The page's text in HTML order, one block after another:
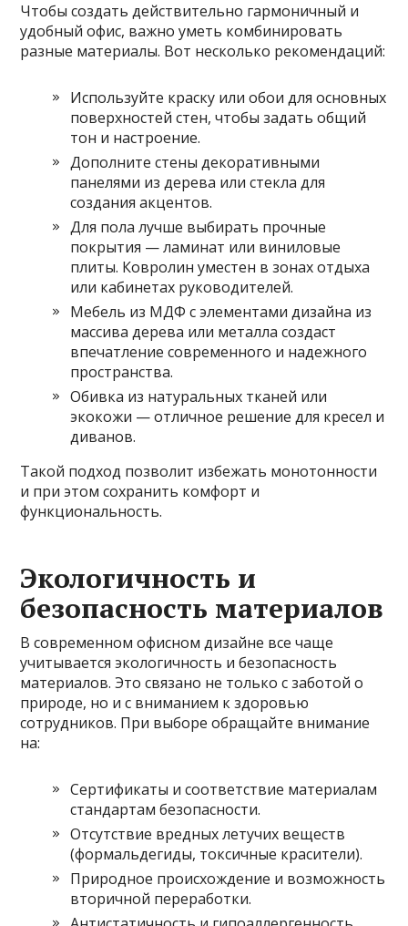
Чтобы создать действительно гармоничный и
удобный офис, важно уметь комбинировать
разные материалы. Вот несколько рекомендаций:
Используйте краску или обои для основных
поверхностей стен, чтобы задать общий
тон и настроение.
Дополните стены декоративными
панелями из дерева или стекла для
создания акцентов.
Для пола лучше выбирать прочные
покрытия — ламинат или виниловые
плиты. Ковролин уместен в зонах отдыха
или кабинетах руководителей.
Мебель из МДФ с элементами дизайна из
массива дерева или металла создаст
впечатление современного и надежного
пространства.
Обивка из натуральных тканей или
экокожи — отличное решение для кресел и
диванов.
Такой подход позволит избежать монотонности
и при этом сохранить комфорт и
функциональность.
Экологичность и
безопасность материалов
В современном офисном дизайне все чаще
учитывается экологичность и безопасность
материалов. Это связано не только с заботой о
природе, но и с вниманием к здоровью
сотрудников. При выборе обращайте внимание
на:
Сертификаты и соответствие материалам
стандартам безопасности.
Отсутствие вредных летучих веществ
(формальдегиды, токсичные красители).
Природное происхождение и возможность
вторичной переработки.